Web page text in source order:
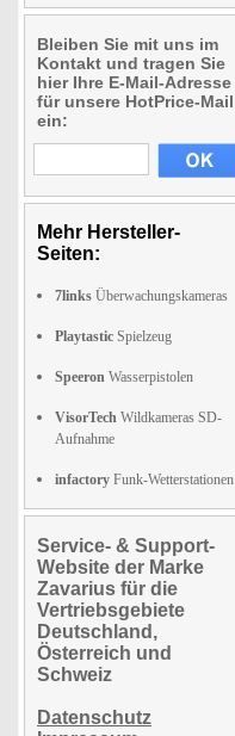
Bleiben Sie mit uns im
Kontakt und tragen Sie
hier Ihre E-Mail-Adresse
für unsere HotPrice-Mail
ein:
Mehr Hersteller-
Seiten:
7links Überwachungskameras
Playtastic Spielzeug
Speeron Wasserpistolen
VisorTech Wildkameras SD-
Aufnahme
infactory Funk-Wetterstationen
Service- & Support-
Website der Marke
Zavarius für die
Vertriebsgebiete
Deutschland,
Österreich und
Schweiz
Datenschutz